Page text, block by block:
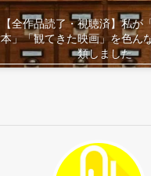
【全作品読了・視聴済】私が
本」「観てきた映画」を色ん
類しました